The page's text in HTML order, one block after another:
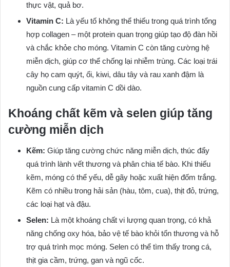
thực vật, quả bơ.
Vitamin C: Là yếu tố không thể thiếu trong quá trình tổng
hợp collagen – một protein quan trọng giúp tạo độ đàn hồi
và chắc khỏe cho móng. Vitamin C còn tăng cường hệ
miễn dịch, giúp cơ thể chống lại nhiễm trùng. Các loại trái
cây họ cam quýt, ổi, kiwi, dâu tây và rau xanh đậm là
nguồn cung cấp vitamin C dồi dào.
Khoáng chất kẽm và selen giúp tăng
cường miễn dịch
Kẽm: Giúp tăng cường chức năng miễn dịch, thúc đẩy
quá trình lành vết thương và phân chia tế bào. Khi thiếu
kẽm, móng có thể yếu, dễ gãy hoặc xuất hiện đốm trắng.
Kẽm có nhiều trong hải sản (hàu, tôm, cua), thịt đỏ, trứng,
các loại hạt và đậu.
Selen: Là một khoáng chất vi lượng quan trọng, có khả
năng chống oxy hóa, bảo vệ tế bào khỏi tổn thương và hỗ
trợ quá trình mọc móng. Selen có thể tìm thấy trong cá,
thịt gia cầm, trứng, gan và ngũ cốc.